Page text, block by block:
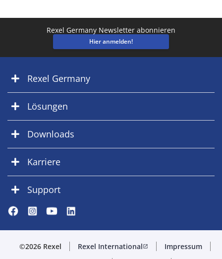
Rexel Germany Newsletter abonnieren
Hier anmelden!
Rexel Germany
Lösungen
Downloads
Karriere
Support
©2026 Rexel Rexel Internationalopen_in_new
Impressum